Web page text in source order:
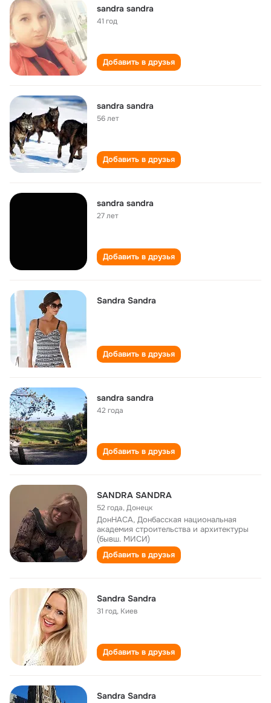
sandra sandra
41 год
Добавить в друзья
sandra sandra
56 лет
Добавить в друзья
sandra sandra
27 лет
Добавить в друзья
Sandra Sandra
Добавить в друзья
sandra sandra
42 года
Добавить в друзья
SANDRA SANDRA
52 года,Донецк
ДонНАСА, Донбасская национальная
академия строительства и архитектуры
(бывш. МИСИ)
Добавить в друзья
Sandra Sandra
31 год, Киев
Добавить в друзья
Sandra Sandra